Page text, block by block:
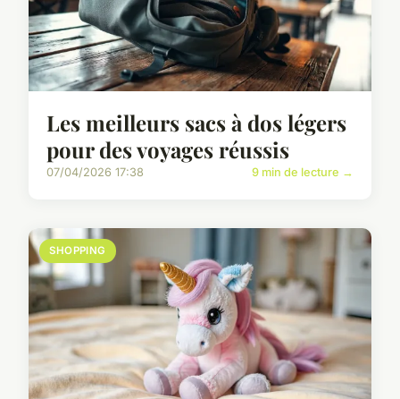
Les meilleurs sacs à dos légers
pour des voyages réussis
07/04/2026 17:38 9 min de lecture →
SHOPPING